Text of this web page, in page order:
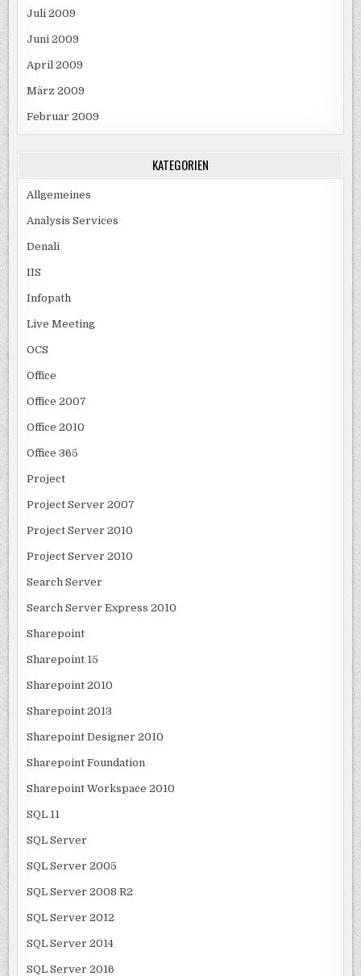
Juli 2009
Juni 2009
April 2009
März 2009
Februar 2009
KATEGORIEN
Allgemeines
Analysis Services
Denali
IIS
Infopath
Live Meeting
OCS
Office
Office 2007
Office 2010
Office 365
Project
Project Server 2007
Project Server 2010
Project Server 2010
Search Server
Search Server Express 2010
Sharepoint
Sharepoint 15
Sharepoint 2010
Sharepoint 2013
Sharepoint Designer 2010
Sharepoint Foundation
Sharepoint Workspace 2010
SQL 11
SQL Server
SQL Server 2005
SQL Server 2008 R2
SQL Server 2012
SQL Server 2014
SQL Server 2016